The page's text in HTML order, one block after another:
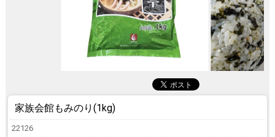
家族会館もみのり(1kg)
22126